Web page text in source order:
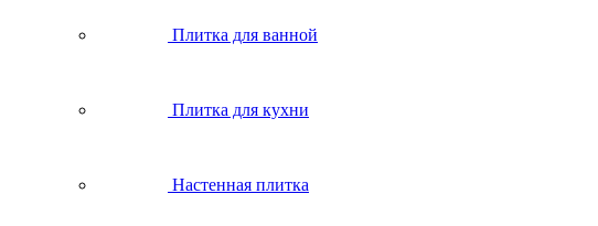
Плитка для ванной
Плитка для кухни
Настенная плитка